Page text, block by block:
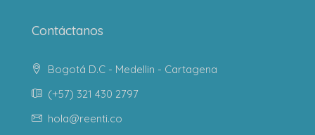
Contáctanos
Bogotá D.C - Medellin - Cartagena
(+57) 321 430 2797
hola@reenti.co